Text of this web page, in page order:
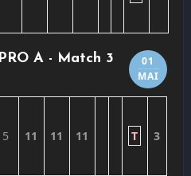
A - Match 3
01
MAI
5 11 11 11 T 3